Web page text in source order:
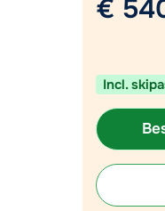
Plan een
Chat met
Bel ons via
€
Incl.